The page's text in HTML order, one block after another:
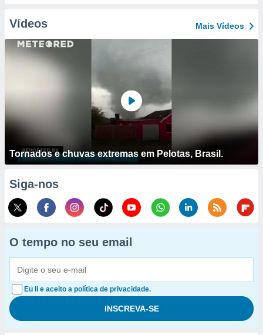
Vídeos Mais Vídeos
Tornados e chuvas extremas em Pelotas, Brasil.
Siga-nos
O tempo no seu email
Eu li e aceito a política de privacidade.